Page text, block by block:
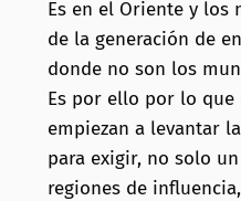
Es en el Oriente y
de la generación de
donde no son los
Es por ello por lo que
empiezan a levantar
para exigir, no solo
regiones de